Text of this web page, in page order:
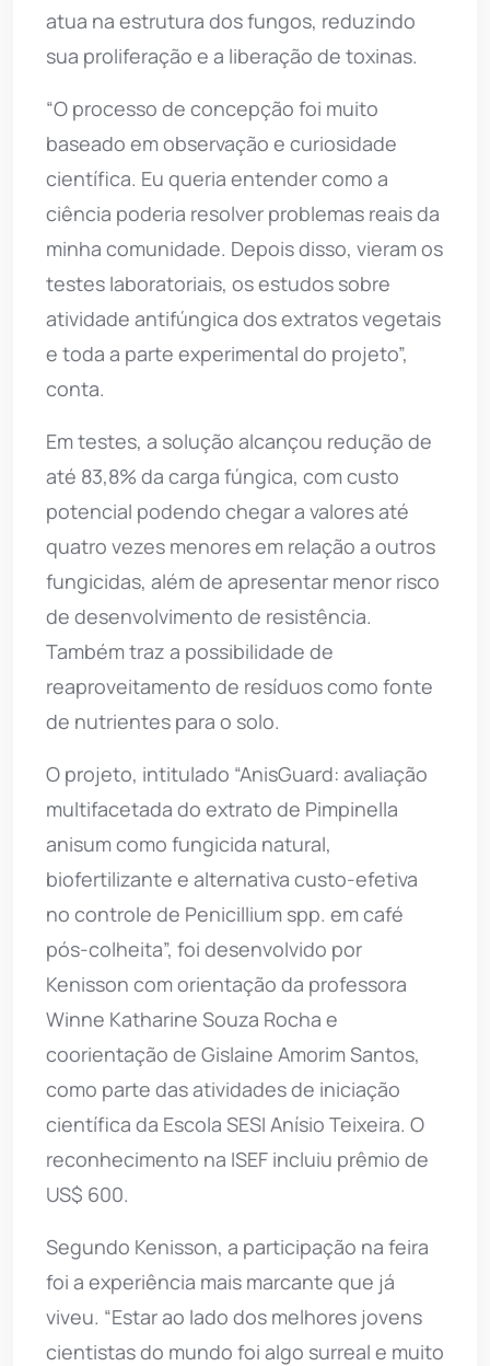
atua na estrutura dos fungos, reduzindo
sua proliferação e a liberação de toxinas.
“O processo de concepção foi muito
baseado em observação e curiosidade
científica. Eu queria entender como a
ciência poderia resolver problemas reais da
minha comunidade. Depois disso, vieram os
testes laboratoriais, os estudos sobre
atividade antifúngica dos extratos vegetais
e toda a parte experimental do projeto”,
conta.
Em testes, a solução alcançou redução de
até 83,8% da carga fúngica, com custo
potencial podendo chegar a valores até
quatro vezes menores em relação a outros
fungicidas, além de apresentar menor risco
de desenvolvimento de resistência.
Também traz a possibilidade de
reaproveitamento de resíduos como fonte
de nutrientes para o solo.
O projeto, intitulado “AnisGuard: avaliação
multifacetada do extrato de Pimpinella
anisum como fungicida natural,
biofertilizante e alternativa custo-efetiva
no controle de Penicillium spp. em café
pós-colheita”, foi desenvolvido por
Kenisson com orientação da professora
Winne Katharine Souza Rocha e
coorientação de Gislaine Amorim Santos,
como parte das atividades de iniciação
científica da Escola SESI Anísio Teixeira. O
reconhecimento na ISEF incluiu prêmio de
US$ 600.
Segundo Kenisson, a participação na feira
foi a experiência mais marcante que já
viveu. “Estar ao lado dos melhores jovens
cientistas do mundo foi algo surreal e muito